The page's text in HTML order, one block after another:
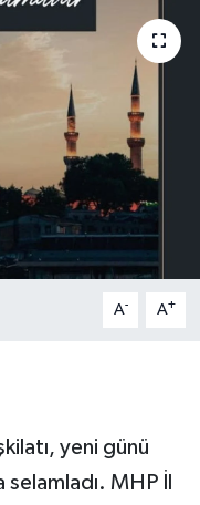
A- A+
yeni günü
MHP İl